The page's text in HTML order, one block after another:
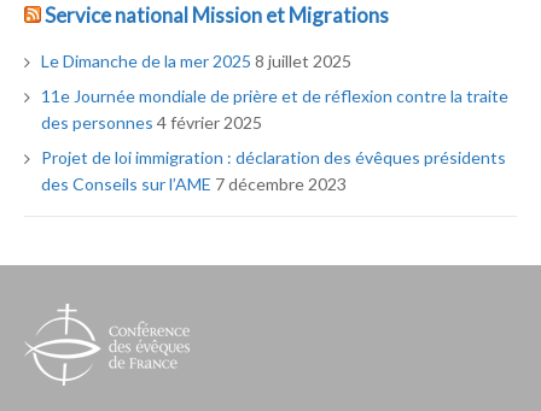
Service national Mission et Migrations
Le Dimanche de la mer 2025 8 juillet 2025
11e Journée mondiale de prière et de réflexion contre la traite
des personnes 4 février 2025
Projet de loi immigration : déclaration des évêques présidents
des Conseils sur l’AME 7 décembre 2023